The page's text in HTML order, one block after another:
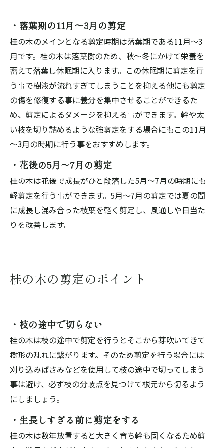
・落葉期の11月～3月の剪定
桂の木のメインとなる剪定時期は落葉期である11月～3
月です。桂の木は落葉樹のため、秋～冬にかけて栄養を
蓄えて落葉し休眠期に入ります。この休眠期に剪定を行
う事で樹液が流れすぎてしまうことを抑える他にも剪定
の傷を修復する事に養分を集中させることができるた
め、剪定によるダメージを抑える事ができます。幹や太
い枝を切り詰めるような強剪定をする場合にもこの11月
～3月の時期に行う事をおすすめします。
・花後の5月～7月の剪定
桂の木は花後で成長がひと段落した5月～7月の時期にも
軽剪定を行う事ができます。5月～7月の剪定では夏の間
に成長し混み合った枝葉を軽く剪定し、風通しや日当た
りを改善します。
桂の木の剪定のポイント
・枝の途中で切らない
桂の木は枝の途中で剪定を行うとそこから芽吹いてきて
樹形の乱れに繋がります。そのため剪定を行う場合には
刈り込みばさみなどを使用して枝の途中で切ってしまう
事は避け、必ず枝の分岐点を見つけて根元から切るよう
にしましょう。
・生長しすぎる前に剪定をする
桂の木は数年放置すると大きく育ち幹も固くなるため剪